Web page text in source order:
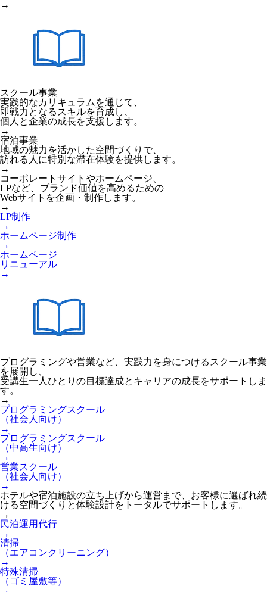
→
スクール事業
実践的なカリキュラムを通じて、
即戦力となるスキルを育成し、
個人と企業の成長を支援します。
→
宿泊事業
地域の魅力を活かした空間づくりで、
訪れる人に特別な滞在体験を提供します。
→
コーポレートサイトやホームページ、
LPなど、ブランド価値を高めるための
Webサイトを企画・制作します。
→
LP制作
→
ホームページ制作
→
ホームページ
リニューアル
→
プログラミングや営業など、実践力を身につけるスクール事業
を展開し、
受講生一人ひとりの目標達成とキャリアの成長をサポートしま
す。
→
プログラミングスクール
（社会人向け）
→
プログラミングスクール
（中高生向け）
→
営業スクール
（社会人向け）
→
ホテルや宿泊施設の立ち上げから運営まで、お客様に選ばれ続
ける空間づくりと体験設計をトータルでサポートします。
→
民泊運用代行
→
清掃
（エアコンクリーニング）
→
特殊清掃
（ゴミ屋敷等）